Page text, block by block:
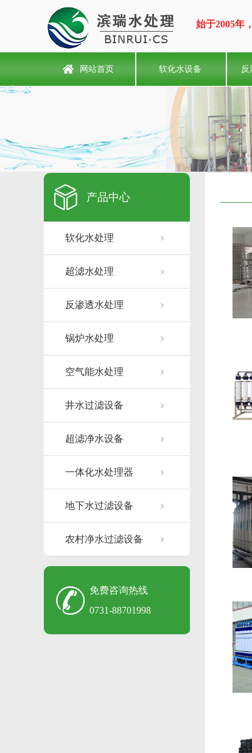
始于2005年
网站首页 软化水设备 反
产品中心
软化水处理
超滤水处理
反渗透水处理
锅炉水处理
空气能水处理
井水过滤设备
超滤净水设备
一体化水处理器
地下水过滤设备
农村净水过滤设备
免费咨询热线
0731-88701998